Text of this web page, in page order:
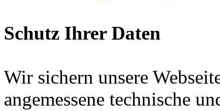
Schutz Ihrer Daten
Wir sichern unsere
angemessene technische